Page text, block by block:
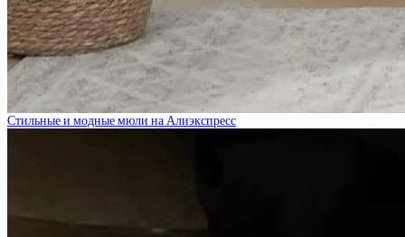
Стильные и модные мюли на Алиэкспресс